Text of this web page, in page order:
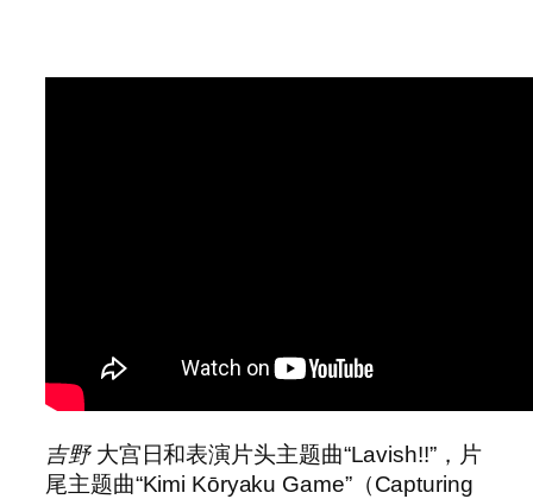
吉野大宫日和表演片头主题曲“Lavish!!”，片
尾主题曲“Kimi Kōryaku Game”（Capturing